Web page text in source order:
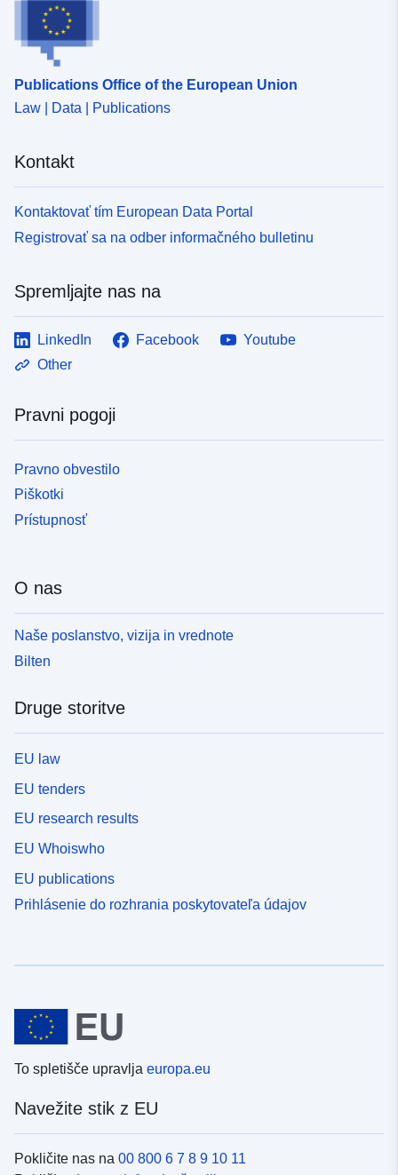
Publications Office of the European Union
Law | Data | Publications
Kontakt
Kontaktovať tím European Data Portal
Registrovať sa na odber informačného bulletinu
Spremljajte nas na
LinkedIn Facebook
Youtube
Other
Pravni pogoji
Pravno obvestilo
Piškotki
Prístupnosť
O nas
Naše poslanstvo, vizija in vrednote
Bilten
Druge storitve
EU law
EU tenders
EU research results
EU Whoiswho
EU publications
Prihlásenie do rozhrania poskytovateľa údajov
To spletišče upravlja europa.eu
Navežite stik z EU
Pokličite nas na 00 800 6 7 8 9 10 11